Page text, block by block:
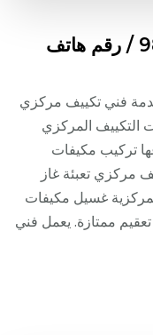
رقم تكييف الواحة / 98025055 / رقم هاتف
فني تكييف مركزي
التكييف المركزي
تركيب مكيفات
مركزي تعبئة غاز
غسيل مكيفات
ممتازة. يعمل فني